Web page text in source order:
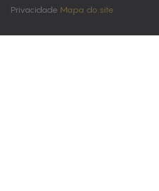
Privacidade Mapa do site